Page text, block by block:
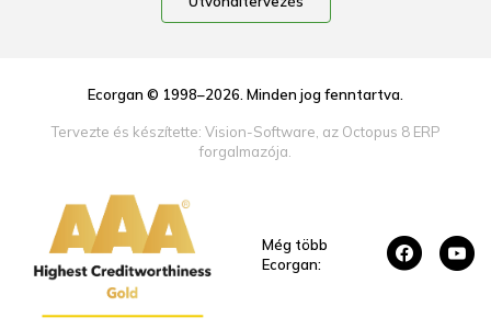
Ecorgan © 1998–2026. Minden jog fenntartva.
Tervezte és készítette: Vision-Software, az Octopus 8 ERP
forgalmazója
Még több
Ecorgan:
facebook_32 youtube_32